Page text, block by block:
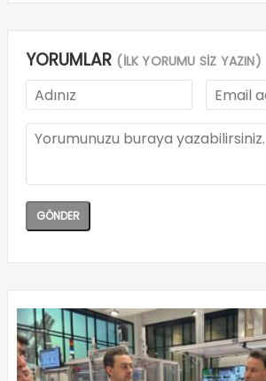
YORUMLAR (İLK YORUMU SİZ YAZIN)